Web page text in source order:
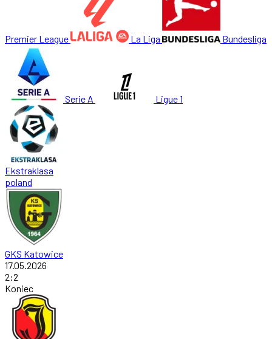
Premier League La Liga Bundesliga
Serie A Ligue 1
Ekstraklasa
poland
GKS Katowice
17.05.2026
2:2
Koniec